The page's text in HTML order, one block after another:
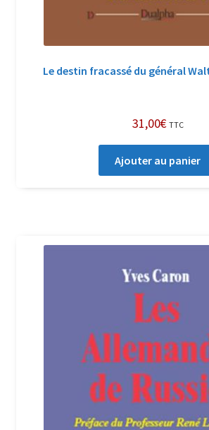
Le destin fracassé du général
31,00€ TTC
Ajouter au panier